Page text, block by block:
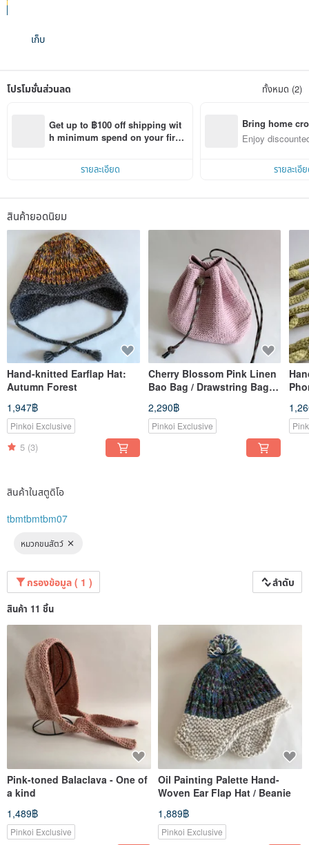
เก็บ
โปรโมชั่นส่วนลด ทั้งหมด (2)
Get up to ฿100 off shipping wit
h minimum spend on your first
รายละเอียด
Bring home
n with ease
Enjoy
รายละเอี
สินค้ายอดนิยม
Hand-knitted Earflap Hat:
Autumn Forest
1,947฿
Pinkoi Exclusive
5 (3)
Cherry Blossom Pink Linen
Bao Bag / Drawstring Bag /
Shoulder Carry
2,290฿
Pinkoi Exclusive
สินค้าในสตูดิโอ
tbmtbmtbm07
หมวกขนสัตว์
กรองข้อมูล ( 1 ) ลำดับ
สินค้า 11 ชิ้น
Pink-toned Balaclava - One of
a kind
1,489฿
Pinkoi Exclusive
Oil Painting Palette Hand-
Woven Ear Flap Hat / Beanie
1,889฿
Pinkoi Exclusive